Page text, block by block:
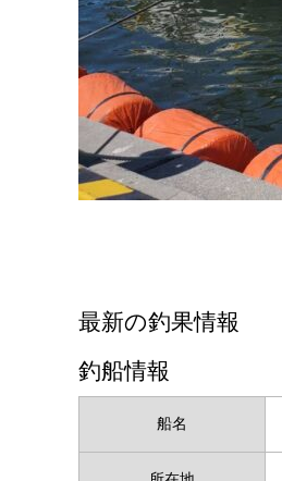
最新の釣果情報
釣船情報
船名